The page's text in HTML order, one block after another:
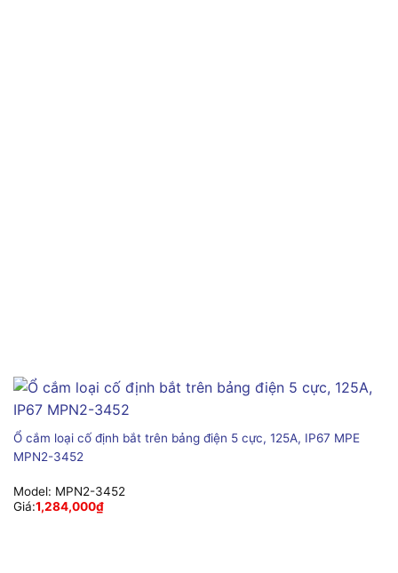
Ổ cắm loại cố định bắt trên bảng điện 5 cực, 125A, IP67 MPE
MPN2-3452
Model: MPN2-3452
Giá:1,284,000₫